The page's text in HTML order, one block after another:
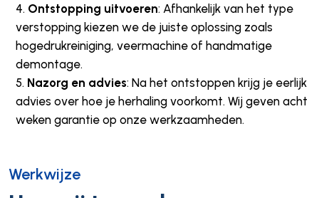
Ontstopping uitvoeren: Afhankelijk van het type
verstopping kiezen we de juiste oplossing zoals
hogedrukreiniging, veermachine of handmatige
demontage.
Nazorg en advies: Na het ontstoppen krijg je eerlijk
advies over hoe je herhaling voorkomt. Wij geven acht
weken garantie op onze werkzaamheden.
Werkwijze